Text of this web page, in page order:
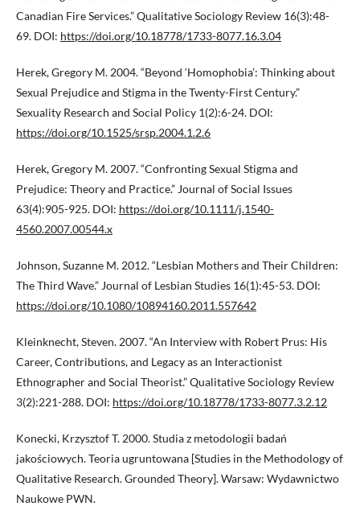
Canadian Fire Services.” Qualitative Sociology Review 16(3):48-
69. DOI: https://doi.org/10.18778/1733-8077.16.3.04
Herek, Gregory M. 2004. “Beyond ‘Homophobia’: Thinking about
Sexual Prejudice and Stigma in the Twenty-First Century.”
Sexuality Research and Social Policy 1(2):6-24. DOI:
https://doi.org/10.1525/srsp.2004.1.2.6
Herek, Gregory M. 2007. “Confronting Sexual Stigma and
Prejudice: Theory and Practice.” Journal of Social Issues
63(4):905-925. DOI: https://doi.org/10.1111/j.1540-
4560.2007.00544.x
Johnson, Suzanne M. 2012. “Lesbian Mothers and Their Children:
The Third Wave.” Journal of Lesbian Studies 16(1):45-53. DOI:
https://doi.org/10.1080/10894160.2011.557642
Kleinknecht, Steven. 2007. “An Interview with Robert Prus: His
Career, Contributions, and Legacy as an Interactionist
Ethnographer and Social Theorist.” Qualitative Sociology Review
3(2):221-288. DOI: https://doi.org/10.18778/1733-8077.3.2.12
Konecki, Krzysztof T. 2000. Studia z metodologii badań
jakościowych. Teoria ugruntowana [Studies in the Methodology of
Qualitative Research. Grounded Theory]. Warsaw: Wydawnictwo
Naukowe PWN.